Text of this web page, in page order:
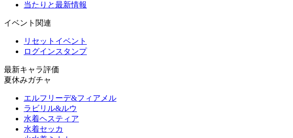
当たりと最新情報
イベント関連
リセットイベント
ログインスタンプ
最新キャラ評価
夏休みガチャ
エルフリーデ&フィアメル
ラビリル&ルウ
水着ヘスティア
水着セッカ